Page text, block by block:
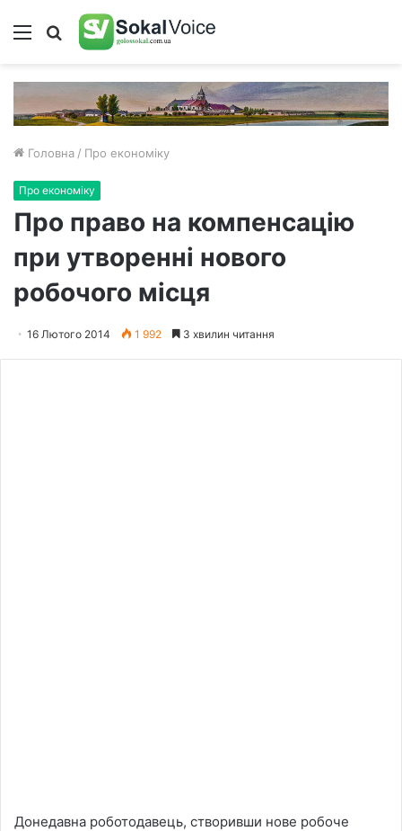
Меню Пошук
Головна / Про економіку
Про економіку
Про право на компенсацію
при утворенні нового
робочого місця
16 Лютого 2014 1 992 3 хвилин читання
Донедавна роботодавець, створивши нове робоче